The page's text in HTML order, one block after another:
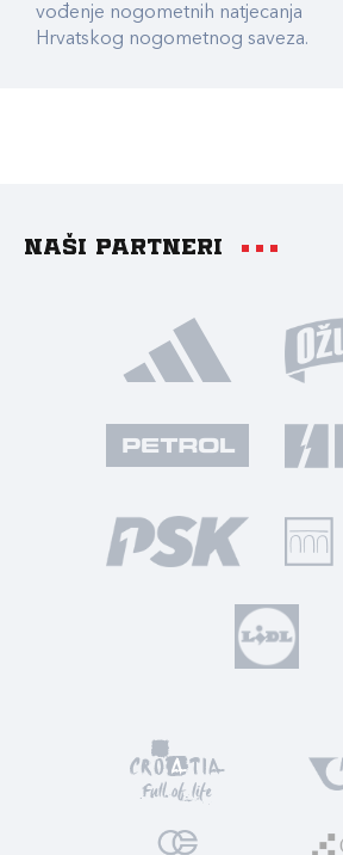
vođenje nogometnih natjecanja
Hrvatskog nogometnog saveza.
Naši partneri